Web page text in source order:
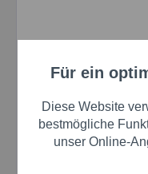
Molyduval
SA 20 LV -1 kg Dose
Inhalt1 Kilogramm
Preis auf Anfrage
Funktionale
Marketing
Für ein
Diese Website
bestmögliche
unser Online-